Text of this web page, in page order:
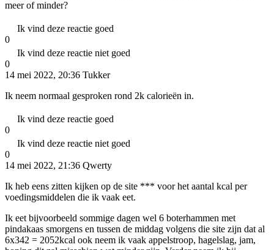
meer of minder?
Ik vind deze reactie goed
0
Ik vind deze reactie niet goed
0
14 mei 2022, 20:36 Tukker
Ik neem normaal gesproken rond 2k calorieën in.
Ik vind deze reactie goed
0
Ik vind deze reactie niet goed
0
14 mei 2022, 21:36 Qwerty
Ik heb eens zitten kijken op de site *** voor het aantal kcal per
voedingsmiddelen die ik vaak eet.
Ik eet bijvoorbeeld sommige dagen wel 6 boterhammen met
pindakaas smorgens en tussen de middag volgens die site zijn dat al
6x342 = 2052kcal ook neem ik vaak appelstroop, hagelslag, jam,